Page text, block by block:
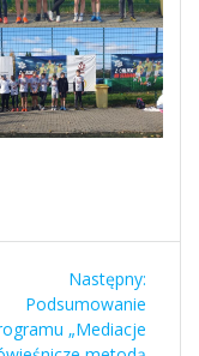
Następny:
Podsumowanie
„Mediacje